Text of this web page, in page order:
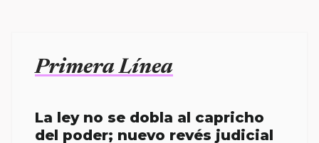
Primera Línea
La ley no se dobla al capricho
del poder; nuevo revés judicial